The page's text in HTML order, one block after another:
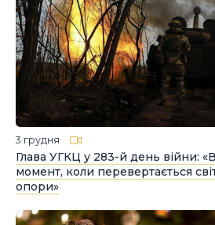
3 грудня
Глава УГКЦ у 283-й день війни:
момент, коли перевертається
опори»